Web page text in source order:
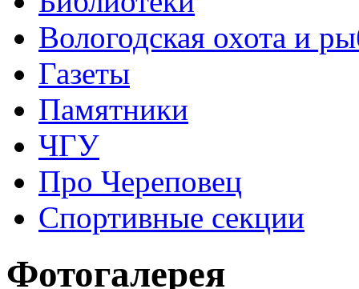
Вологодская охота и
Газеты
Памятники
ЧГУ
Про Череповец
Спортивные секции
Фотогалерея